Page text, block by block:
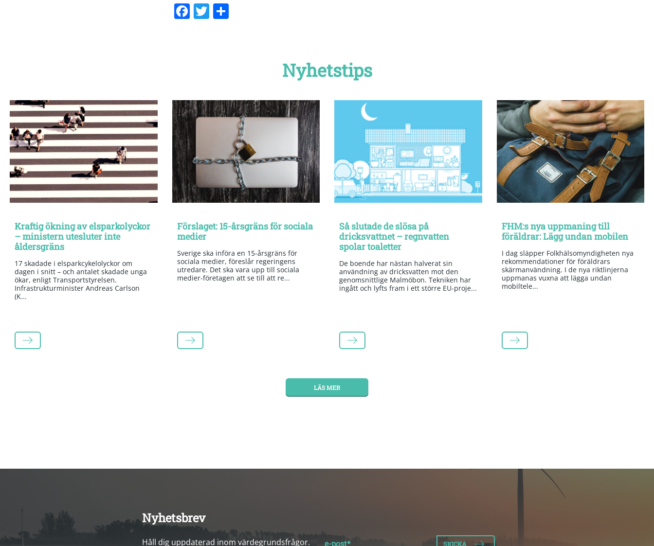
Facebook
Twitter
Dela
Nyhetstips
Kraftig ökning av elsparkolyckor
– ministern utesluter inte
åldersgräns
17 skadade i elsparkcykelolyckor om
dagen i snitt – och antalet skadade unga
ökar, enligt Transportstyrelsen.
Infrastrukturminister Andreas Carlson
(K...
LÄS MER
Förslaget: 15-årsgräns för sociala
medier
Sverige ska införa en 15-årsgräns för
sociala medier, föreslår regeringens
utredare. Det ska vara upp till sociala
medier-företagen att se till att re...
LÄS MER
Så slutade de slösa på
dricksvattnet – regnvatten
spolar toaletter
De boende har nästan halverat sin
användning av dricksvatten mot den
genomsnittlige Malmöbon. Tekniken har
ingått och lyfts fram i ett större EU-proje...
LÄS MER
FHM:s nya uppmaning till
föräldrar: Lägg undan mobilen
I dag släpper Folkhälsomyndigheten nya
rekommendationer för föräldrars
skärmanvändning. I de nya riktlinjerna
uppmanas vuxna att lägga undan
mobiltele...
LÄS MER
LÄS MER
Nyhetsbrev
Håll dig uppdaterad inom värdegrundsfrågor. e-post*